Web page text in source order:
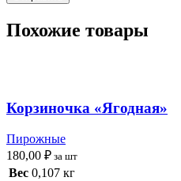
Похожие товары
Корзиночка «Ягодная»
Пирожные
180,00 ₽ за шт
Вес 0,107 кг